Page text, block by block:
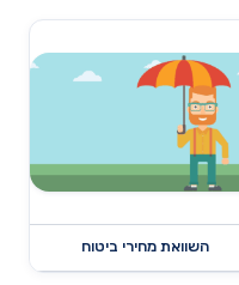
השוואת מחירי ביטוח